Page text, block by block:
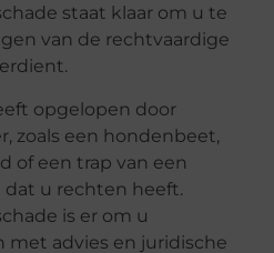
staat klaar om u te
van de rechtvaardige
opgelopen door
zoals een hondenbeet,
of een trap van een
dat u rechten heeft.
is er om u
met advies en juridische